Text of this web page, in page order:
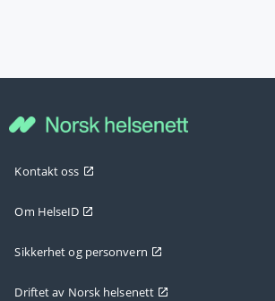
Kontakt oss
Om HelseID
Sikkerhet og personvern
Driftet av Norsk helsenett